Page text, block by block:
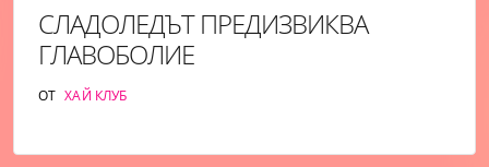
СЛАДОЛЕДЪТ ПРЕДИЗВИКВА
ГЛАВОБОЛИЕ
ОТ ХАЙ КЛУБ